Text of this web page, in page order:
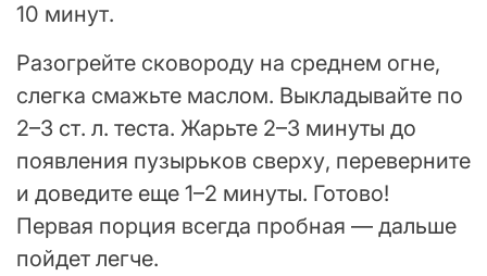
10 минут.
Разогрейте сковороду на среднем огне,
слегка смажьте маслом. Выкладывайте по
2–3 ст. л. теста. Жарьте 2–3 минуты до
появления пузырьков сверху, переверните
и доведите еще 1–2 минуты. Готово!
Первая порция всегда пробная — дальше
пойдет легче.